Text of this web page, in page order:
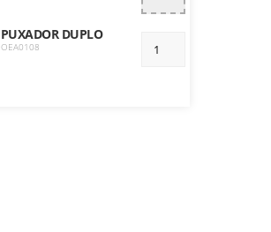
PUXADOR DUPLO
OEA0108